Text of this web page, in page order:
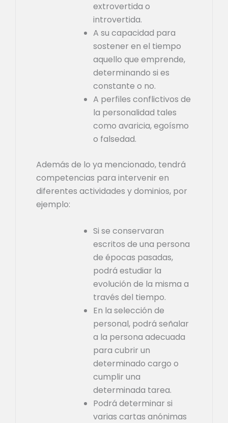
extrovertida o
introvertida.
A su capacidad para
sostener en el tiempo
aquello que emprende,
determinando si es
constante o no.
A perfiles conflictivos de
la personalidad tales
como avaricia, egoísmo
o falsedad.
Además de lo ya mencionado, tendrá
competencias para intervenir en
diferentes actividades y dominios, por
ejemplo:
Si se conservaran
escritos de una persona
de épocas pasadas,
podrá estudiar la
evolución de la misma a
través del tiempo.
En la selección de
personal, podrá señalar
a la persona adecuada
para cubrir un
determinado cargo o
cumplir una
determinada tarea.
Podrá determinar si
varias cartas anónimas